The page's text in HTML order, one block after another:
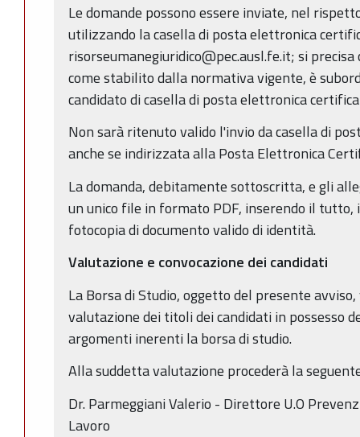
Le domande possono essere inviate, nel
utilizzando la casella di posta elettronica
risorseumanegiuridico@pec.ausl.fe.it; si
come stabilito dalla normativa vigente, è
candidato di casella di posta elettronica
Non sarà ritenuto valido l'invio da casella di
anche se indirizzata alla Posta Elettronica
La domanda, debitamente sottoscritta, e gli
un unico file in formato PDF, inserendo il
fotocopia di documento valido di identità.
Valutazione e convocazione dei candidati
La Borsa di Studio, oggetto del presente
valutazione dei titoli dei candidati in possesso
argomenti inerenti la borsa di studio.
Alla suddetta valutazione procederà la
Dr. Parmeggiani Valerio - Direttore U.O
Lavoro